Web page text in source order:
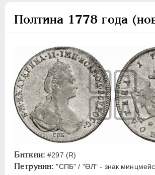
Полтина 1778 года
Биткин: #297 (R)
Петрунин: "СПБ" / "ӨЛ" - знак
20 копеек
Медь
Пробные
Сибирские
Для Молдовы
Таврические
Монетовидные
ПАВЕЛ I 1796-1801
АЛЕКСАНДР I 1801-1825